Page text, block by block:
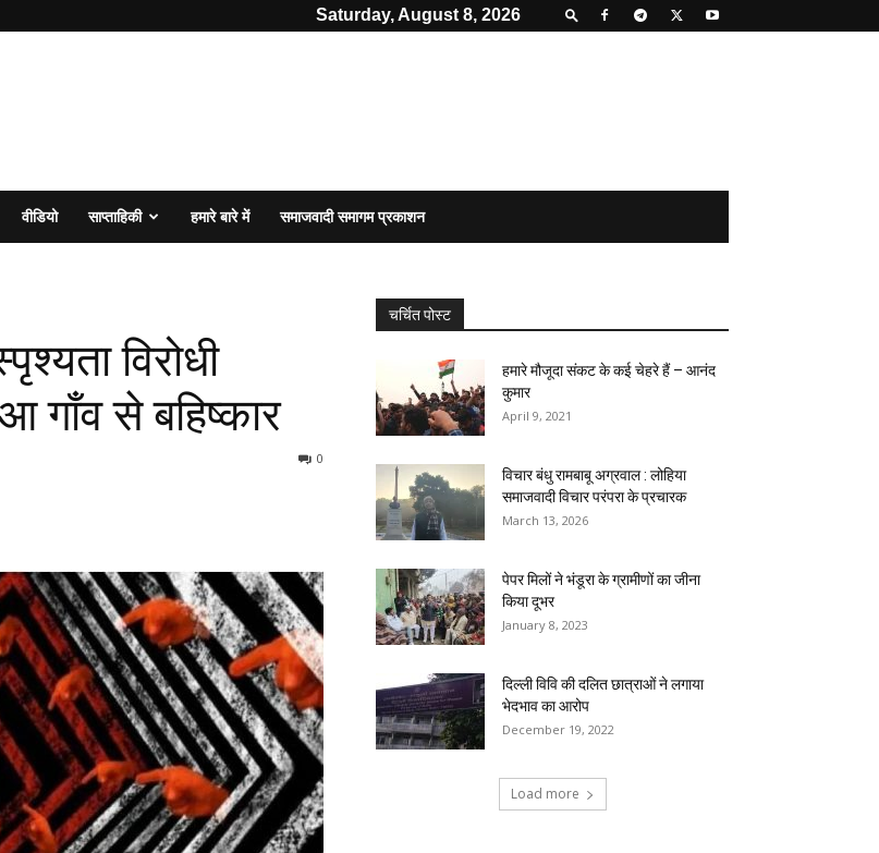
Saturday, August 8, 2026
वीडियो साप्ताहिकी हमारे बारे में समाजवादी समागम प्रकाशन
विरोधी
गाँव से बहिष्कार
0
चर्चित पोस्ट
हमारे मौजूदा संकट के कई चेहरे हैं – आनंद
कुमार
April 9, 2021
विचार बंधु रामबाबू अग्रवाल : लोहिया
समाजवादी विचार परंपरा के प्रचारक
March 13, 2026
पेपर मिलों ने भंडूरा के ग्रामीणों का जीना
किया दूभर
January 8, 2023
दिल्ली विवि की दलित छात्राओं ने लगाया
भेदभाव का आरोप
December 19, 2022
Load more